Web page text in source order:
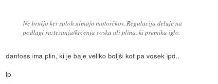
Ne brnijo ker sploh nimajo motorčkov. Regulacija deluje na
podlagi raztezanja/krčenja voska ali plina, ki premika iglo.
danfoss ima plin, ki je baje veliko boljši kot pa vosek ipd..
lp